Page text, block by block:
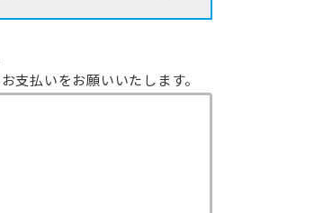
お支払いをお願いいたします。